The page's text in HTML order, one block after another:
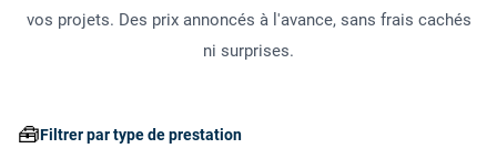
vos projets. Des prix annoncés à l'avance, sans frais cachés
ni surprises.
🧰Filtrer par type de prestation